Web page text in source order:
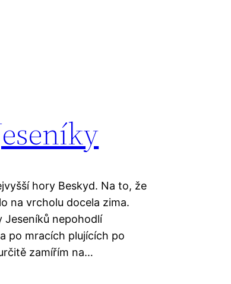
hory Beskyd. Na to, že
na vrcholu docela zima.
Jeseníků nepohodlí
po mracích plujících po
zamířím na…